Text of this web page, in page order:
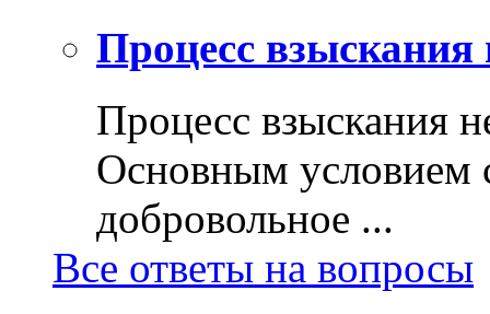
Процесс взыскания
Процесс взыскания
Основным условием
добровольное ...
Все ответы на вопросы